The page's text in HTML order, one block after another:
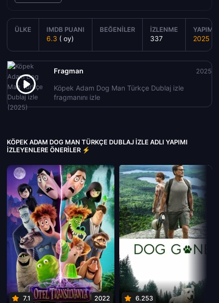
ÜLKE IMDB PUANI
6.3 ( oy)
BEĞENILER İZLENME
337
YAPIM
2025
Fragman
Köpek Adam Dog Man Türkçe Dublaj izle
fragmanını izle
2025
KÖPEK ADAM DOG MAN TÜRKÇE DUBLAJ IZLE ADLI YAPIMI
İZLEYENLERE ÖNERILER ⚡
7.1 2022 6.253